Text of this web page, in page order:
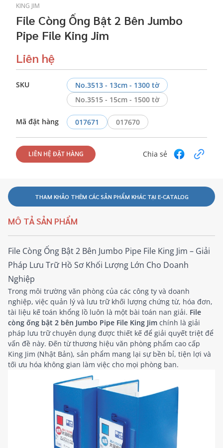
KING JIM
File Còng Ống Bật 2 Bên Jumbo
Pipe File King Jim
Liên hệ
SKU
No.3513 - 13cm - 1300 tờ
No.3515 - 15cm - 1500 tờ
Mã đặt hàng 017671 017670
LIÊN HỆ ĐẶT HÀNG Chia sẻ
THAM KHẢO THÊM CÁC SẢN PHẨM KHÁC TẠI E-CATALOG
MÔ TẢ SẢN PHẨM
File Còng Ống Bật 2 Bên Jumbo Pipe File King Jim – Giải
Pháp Lưu Trữ Hồ Sơ Khối Lượng Lớn Cho Doanh
Nghiệp
Trong môi trường văn phòng của các công ty và doanh
nghiệp, việc quản lý và lưu trữ khối lượng chứng từ, hóa đơn,
tài liệu kế toán khổng lồ luôn là một bài toán nan giải. File
còng ống bật 2 bên Jumbo Pipe File King Jim chính là giải
pháp lưu trữ chuyên dụng được thiết kế để giải quyết triệt để
vấn đề này. Đến từ thương hiệu văn phòng phẩm cao cấp
King Jim (Nhật Bản), sản phẩm mang lại sự bền bỉ, tiện lợi và
tối ưu hóa không gian làm việc cho mọi phòng ban.